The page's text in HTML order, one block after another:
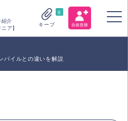
介
ア】
0
キープ
パイルとの違いを解説